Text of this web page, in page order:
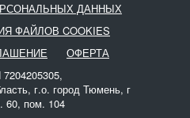
ДАННЫХ
ФАЙЛОВ COOKIES
ОФЕРТА
г.о. город Тюмень, г
60, пом. 104